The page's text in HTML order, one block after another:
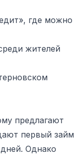
где можно
жителей
предлагают
первый займ
Однако